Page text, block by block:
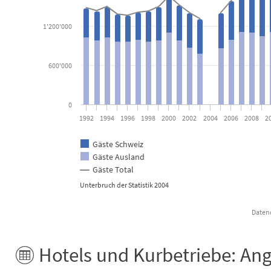
Unterbruch der Statistik 2004
Gäste Schweiz
Gäste Ausland
Gäste Total
1992 1994 1996 1998 2000 2002 2004 2006 2008
0
600'000
1'200'000
Hotels und Kurbetriebe: